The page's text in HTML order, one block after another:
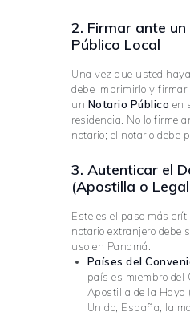
2. Firmar ante
Público Local
Una vez que usted
debe imprimirlo y
un Notario Público en
residencia. No lo firme
notario; el notario debe
3. Autenticar el
(Apostilla o
Este es el paso más
notario extranjero debe
uso en Panamá.
Países del
país es miembro del
Apostilla de la Haya
Unido, España, la